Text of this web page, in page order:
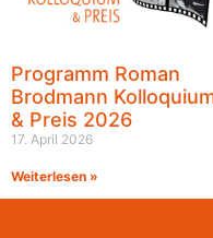
Programm Roman
Brodmann
& Preis 2026
17. April 2026
Weiterlesen »